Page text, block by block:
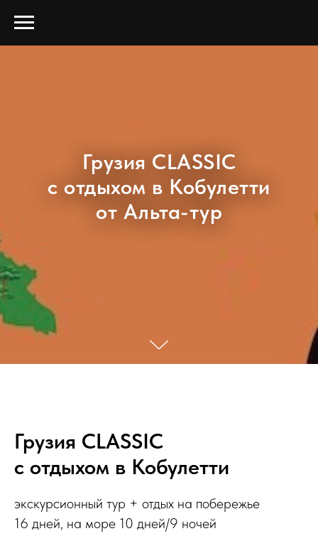
Грузия CLASSIC
с отдыхом в Кобулетти
от Альта-тур
Грузия CLASSIC
с отдыхом в Кобулетти
экскурсионный тур + отдых на побережье
16 дней, на море 10 дней/9 ночей